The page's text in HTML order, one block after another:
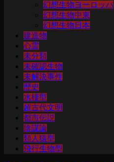
幻想生物ヨーロッパ
幻想生物中東
幻想生物日本
建造物
心霊
未分類
未確認生物
未解決事件
歴史
水棲型
超古代文明
都市伝説
陰謀論
類人猿型
飛行生物型